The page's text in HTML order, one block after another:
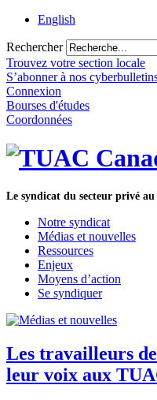
English
Rechercher
Trouvez votre section locale
S’abonner à nos
Connexion
Bourses d'études
Coordonnées
Le syndicat du secteur privé au
Notre syndicat
Médias et nouvelles
Ressources
Enjeux
Moyens d’action
Se syndiquer
Les travailleurs
leur voix aux